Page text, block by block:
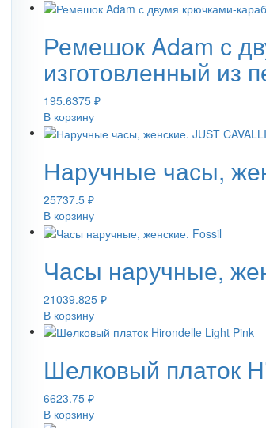
Ремешок Adam с
изготовленный из
195.6375 ₽
В корзину
Наручные часы,
25737.5 ₽
В корзину
Часы наручные,
21039.825 ₽
В корзину
Шелковый платок
6623.75 ₽
В корзину